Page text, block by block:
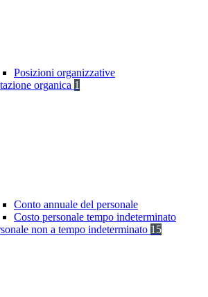
Posizioni organizzative
organica 1
Conto annuale del personale
Costo personale tempo indeterminato
non a tempo indeterminato 15